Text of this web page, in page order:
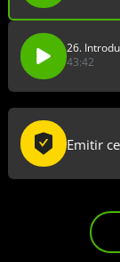
26.
43:42
Emitir